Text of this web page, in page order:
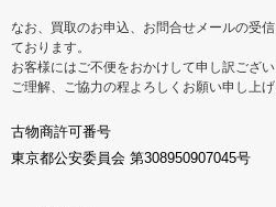
なお、買取のお申込、お問合せメールの受
ております。
お客様にはご不便をおかけして申し訳ござい
ご理解、ご協力の程よろしくお願い申し上げ
古物商許可番号
東京都公安委員会 第308950907045号